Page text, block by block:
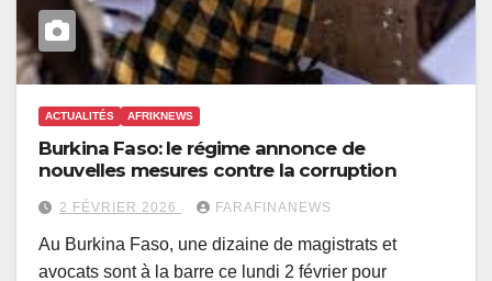
ACTUALITÉS AFRIKNEWS
Burkina Faso: le régime annonce de
nouvelles mesures contre la corruption
2 FÉVRIER 2026 FARAFINANEWS
Au Burkina Faso, une dizaine de magistrats et
avocats sont à la barre ce lundi 2 février pour